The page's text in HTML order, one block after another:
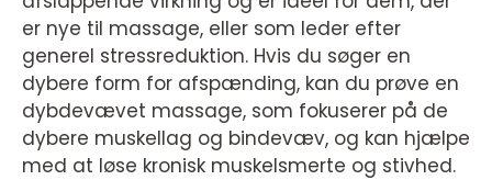
er nye til massage, eller som leder efter
generel stressreduktion. Hvis du søger en
dybere form for afspænding, kan du prøve en
dybdevævet massage, som fokuserer på de
dybere muskellag og bindevæv, og kan hjælpe
med at løse kronisk muskelsmerte og stivhed.